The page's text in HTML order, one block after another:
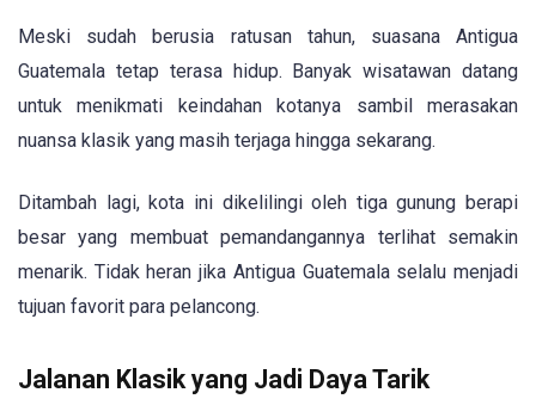
Meski sudah berusia ratusan tahun, suasana Antigua
Guatemala tetap terasa hidup. Banyak wisatawan datang
untuk menikmati keindahan kotanya sambil merasakan
nuansa klasik yang masih terjaga hingga sekarang.
Ditambah lagi, kota ini dikelilingi oleh tiga gunung berapi
besar yang membuat pemandangannya terlihat semakin
menarik. Tidak heran jika Antigua Guatemala selalu menjadi
tujuan favorit para pelancong.
Jalanan Klasik yang Jadi Daya Tarik